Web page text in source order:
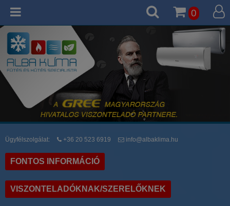
0
Ügyfélszolgálat: +36 20 523 6919 info@albaklima.hu
FONTOS INFORMÁCIÓ
VISZONTELADÓKNAK/SZERELŐKNEK